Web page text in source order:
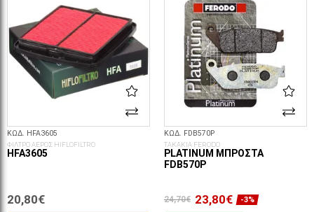
ΚΩΔ. HFA3605
ΦΙΛΤΡΟ ΑΕΡΟΣ HIFLOFILTRO
HFA3605
20,80€
ΚΩΔ. FDB570P
ΤΑΚΑΚΙΑ FERODO
PLATINUM ΜΠΡΟΣΤΆ
FDB570P
24,70€ 23,80€ -3%